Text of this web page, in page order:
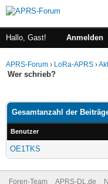
Hallo, Gast! Anmelden
APRS-Forum › LoRa-APRS ›
Wer schrieb?
Gesamtanzahl der
Benutzer
OE1TKS
Foren-Team APRS-DL.de